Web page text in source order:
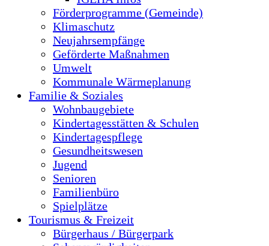
Förderprogramme (Gemeinde)
Klimaschutz
Neujahrsempfänge
Geförderte Maßnahmen
Umwelt
Kommunale Wärmeplanung
Familie & Soziales
Wohnbaugebiete
Kindertagesstätten & Schulen
Kindertagespflege
Gesundheitswesen
Jugend
Senioren
Familienbüro
Spielplätze
Tourismus & Freizeit
Bürgerhaus / Bürgerpark